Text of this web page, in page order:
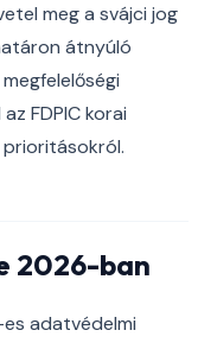
meg a svájci jog
átnyúló
FDPIC korai
2026-ban
adatvédelmi